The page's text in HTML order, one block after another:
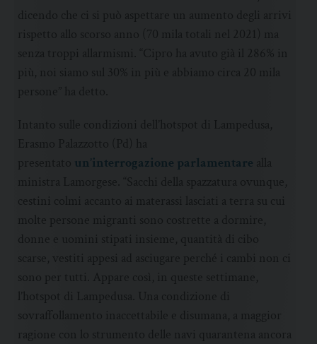
un’interrogazione parlamentare
molte persone migranti sono costrette a dormire,
donne e uomini stipati insieme, quantità di cibo
scarse, vestiti appesi ad asciugare perché i cambi non ci
sono per tutti. Appare così, in queste settimane,
l’hotspot di Lampedusa. Una condizione di
sovraffollamento inaccettabile e disumana, a maggior
ragione con lo strumento delle navi quarantena ancora